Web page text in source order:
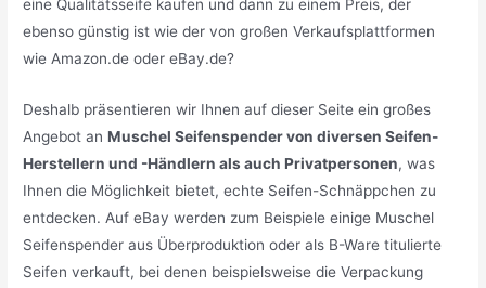
eine Qualitätsseife kaufen und dann zu einem Preis, der
ebenso günstig ist wie der von großen Verkaufsplattformen
wie Amazon.de oder eBay.de?
Deshalb präsentieren wir Ihnen auf dieser Seite ein großes
Angebot anMuschel Seifenspender von diversen Seifen-
Herstellern und -Händlern als auch Privatpersonen, was
Ihnen die Möglichkeit bietet, echte Seifen-Schnäppchen zu
entdecken. Auf eBay werden zum Beispiele einige Muschel
Seifenspender aus Überproduktion oder als B-Ware titulierte
Seifen verkauft, bei denen beispielsweise die Verpackung